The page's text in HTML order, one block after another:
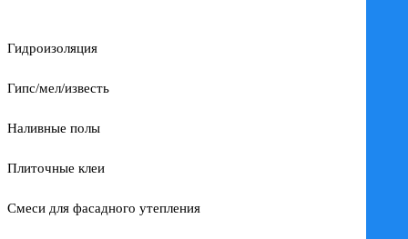
Гидроизоляция
Гипс/мел/известь
Наливные полы
Плиточные клеи
Смеси для фасадного утепления